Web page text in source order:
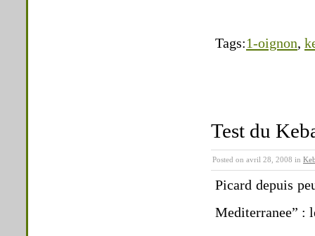
Tags:1-oignon,
Test du
Posted on avril 28, 2008 in
Picard depuis
Mediterranee” :